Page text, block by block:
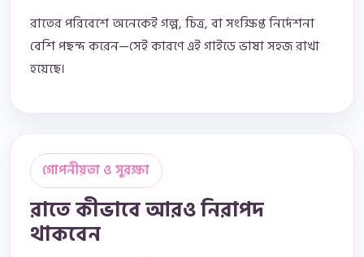
রাতের পরিবেশে অনেকেই গল্প, চিত্র, বা সংক্ষিপ্ত নির্দেশনা
বেশি পছন্দ করেন—সেই কারণে এই গাইডে ভাষা সহজ রাখা
হয়েছে।
গোপনীয়তা ও সুরক্ষা
রাতে কীভাবে আরও নিরাপদ
থাকবেন